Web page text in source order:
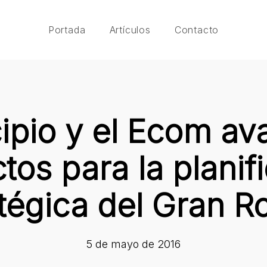
Portada Artículos Contacto
y el Ecom
para la
del Gran
5 de mayo de 2016